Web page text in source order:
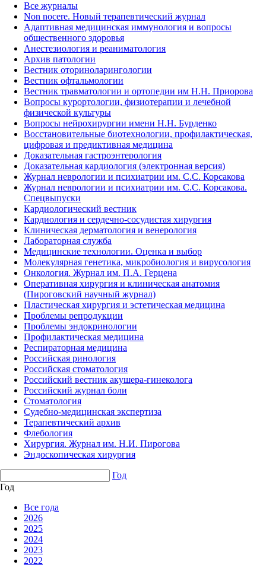
Все журналы
Non nocere. Новый терапевтический журнал
Адаптивная медицинская иммунология и вопросы
общественного здоровья
Анестезиология и реаниматология
Архив патологии
Вестник оториноларингологии
Вестник офтальмологии
Вестник травматологии и ортопедии им Н.Н. Приорова
Вопросы курортологии, физиотерапии и лечебной
физической культуры
Вопросы нейрохирургии имени Н.Н. Бурденко
Восстановительные биотехнологии, профилактическая,
цифровая и предиктивная медицина
Доказательная гастроэнтерология
Доказательная кардиология (электронная версия)
Журнал неврологии и психиатрии им. С.С. Корсакова
Журнал неврологии и психиатрии им. С.С. Корсакова.
Спецвыпуски
Кардиологический вестник
Кардиология и сердечно-сосудистая хирургия
Клиническая дерматология и венерология
Лабораторная служба
Медицинские технологии. Оценка и выбор
Молекулярная генетика, микробиология и вирусология
Онкология. Журнал им. П.А. Герцена
Оперативная хирургия и клиническая анатомия
(Пироговский научный журнал)
Пластическая хирургия и эстетическая медицина
Проблемы репродукции
Проблемы эндокринологии
Профилактическая медицина
Респираторная медицина
Российская ринология
Российская стоматология
Российский вестник акушера-гинеколога
Российский журнал боли
Стоматология
Судебно-медицинская экспертиза
Терапевтический архив
Флебология
Хирургия. Журнал им. Н.И. Пирогова
Эндоскопическая хирургия
Год
Год
Все года
2026
2025
2024
2023
2022